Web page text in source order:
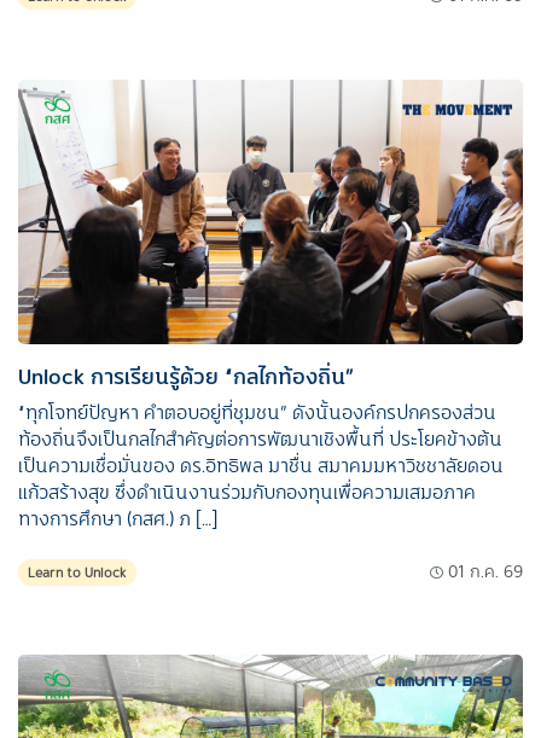
Unlock การเรียนรู้ด้วย “กลไกท้องถิ่น”
“ทุกโจทย์ปัญหา คำตอบอยู่ที่ชุมชน” ดังนั้นองค์กรปกครองส่วน
ท้องถิ่นจึงเป็นกลไกสำคัญต่อการพัฒนาเชิงพื้นที่ ประโยคข้างต้น
เป็นความเชื่อมั่นของ ดร.อิทธิพล มาชื่น สมาคมมหาวิชชาลัยดอน
แก้วสร้างสุข ซึ่งดำเนินงานร่วมกับกองทุนเพื่อความเสมอภาค
ทางการศึกษา (กสศ.) ภ […]
Learn to Unlock 01 ก.ค. 69